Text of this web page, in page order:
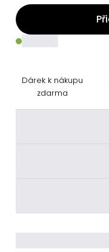
Dárek k nákupu
zdarma